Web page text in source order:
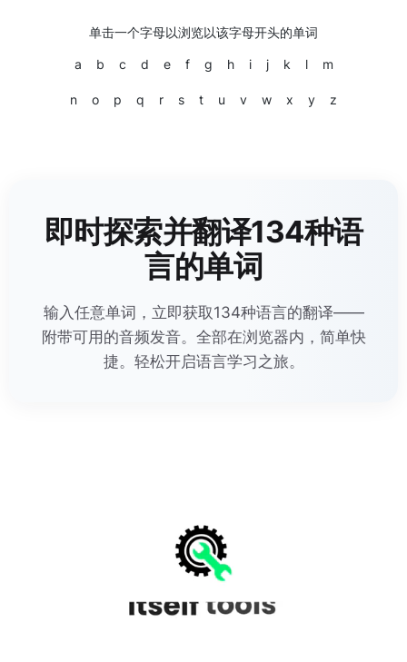
单击一个字母以浏览以该字母开头的单词
a b c d e f g h i j k l m
n o p q r s t u v w x y z
即时探索并翻译134种语
言的单词
输入任意单词，立即获取134种语言的翻译——
附带可用的音频发音。全部在浏览器内，简单快
捷。轻松开启语言学习之旅。